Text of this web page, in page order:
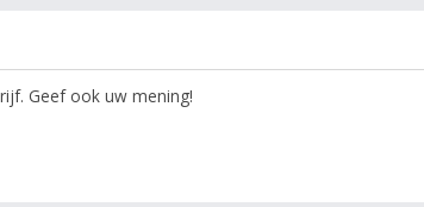
Geef ook uw mening!